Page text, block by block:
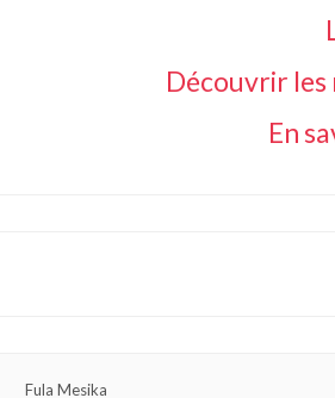
Découvrir les
En
Fula Mesika